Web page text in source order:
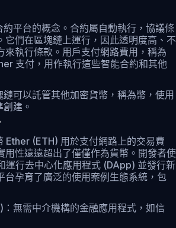
平台的概念。合約屬自動執行，協議條
它們在區塊鏈上運行，因此透明度高、不
來執行條款。用戶支付網路費用，稱為
支付，用作執行這些智能合約和其他
可以託管其他加密貨幣，稱為幣，使用
建。
Ether (ETH) 用於支付網路上的交易費
用性遠遠超出了僅僅作為貨幣。開發者使
運行去中心化應用程式 (DApp) 並發行新
台孕育了廣泛的使用案例生態系統，包
無需中介機構的金融應用程式，如信